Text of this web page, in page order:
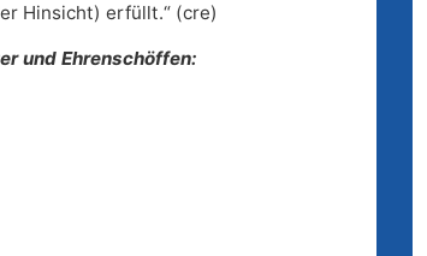
Hinsicht) erfüllt.“ (cre)
und Ehrenschöffen: